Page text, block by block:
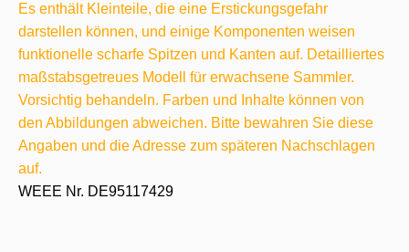
Es enthält Kleinteile, die eine Erstickungsgefahr
darstellen können, und einige Komponenten weisen
funktionelle scharfe Spitzen und Kanten auf. Detailliertes
maßstabsgetreues Modell für erwachsene Sammler.
Vorsichtig behandeln. Farben und Inhalte können von
den Abbildungen abweichen. Bitte bewahren Sie diese
Angaben und die Adresse zum späteren Nachschlagen
auf.
WEEE Nr. DE95117429